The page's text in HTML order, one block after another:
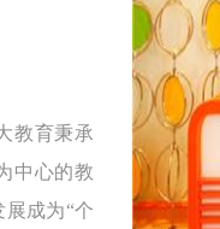
教育秉承
中心的教
成为“个